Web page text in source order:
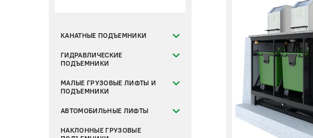
КАНАТНЫЕ ПОДЪЕМНИКИ
ГИДРАВЛИЧЕСКИЕ
ПОДЪЕМНИКИ
МАЛЫЕ ГРУЗОВЫЕ ЛИФТЫ И
ПОДЪЕМНИКИ
АВТОМОБИЛЬНЫЕ ЛИФТЫ
НАКЛОННЫЕ ГРУЗОВЫЕ